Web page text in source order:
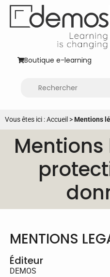
Boutique e-learning
Vous êtes ici :Accueil >Mentions
MENTIONS
Éditeur
DEMOS